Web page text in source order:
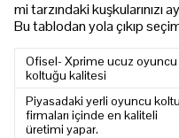
mi tarzındaki kuşkularınızı
Bu tablodan yola çıkıp
Ofisel- Xprime ucuz oyuncu
koltuğu kalitesi
Piyasadaki yerli oyuncu
firmaları içinde en kaliteli
üretimi yapar.